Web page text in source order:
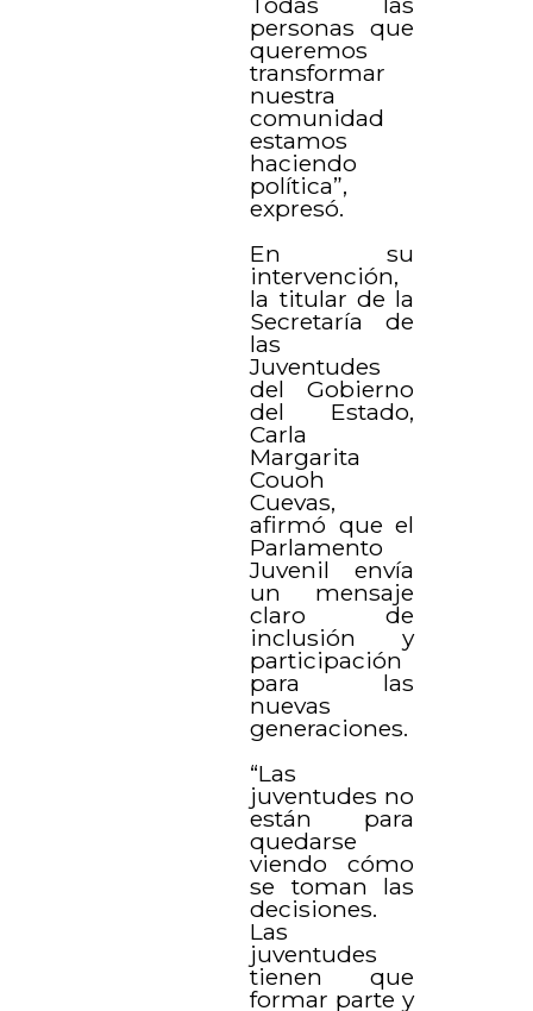
personas que
queremos
transformar
nuestra
comunidad
estamos
haciendo
política”,
expresó.
En su
intervención,
la titular de la
Secretaría de
las
Juventudes
del Gobierno
del Estado,
Carla
Margarita
Couoh
Cuevas,
afirmó que el
Parlamento
Juvenil envía
un mensaje
claro de
inclusión y
participación
para las
nuevas
generaciones.
“Las
juventudes no
están para
quedarse
viendo cómo
se toman las
decisiones.
Las
juventudes
tienen que
formar parte y